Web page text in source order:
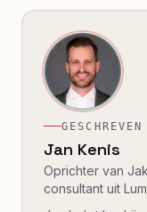
GESCHREVEN
Jan Kenis
Oprichter van
consultant uit